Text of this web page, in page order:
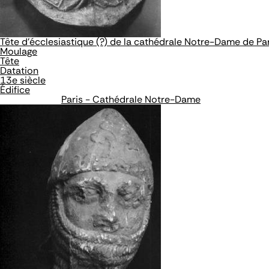
Tête d'écclesiastique (?) de la cathédrale Notre-Dame de
Moulage
Tête
Datation
13e siècle
Édifice
Paris - Cathédrale Notre-Dame